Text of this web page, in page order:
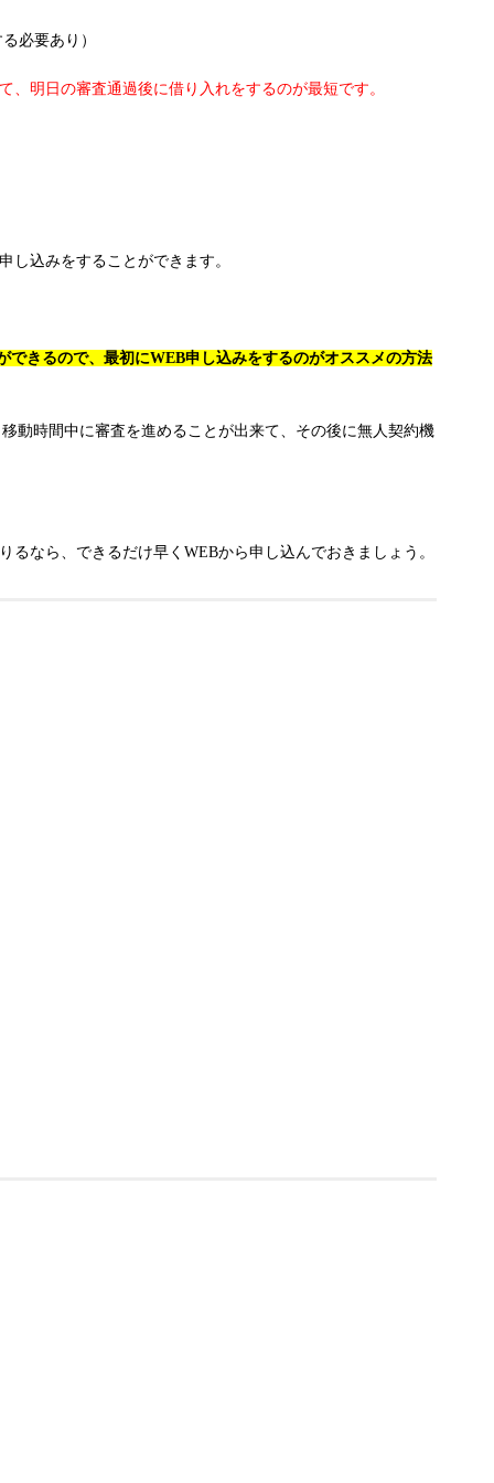
必要あり）
明日の審査通過後に借り入れをするのが最短です。
し込みをすることができます。
きるので、最初にWEB申し込みをするのがオススメの方法
動時間中に審査を進めることが出来て、その後に無人契約機
なら、できるだけ早くWEBから申し込んでおきましょう。